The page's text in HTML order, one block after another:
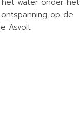
het water onder het
op de
Asvolt